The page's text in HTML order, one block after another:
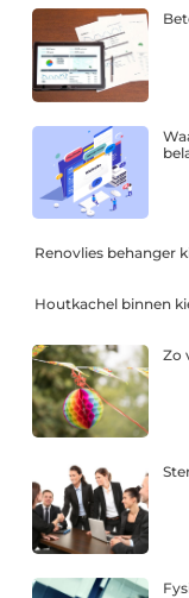
Renovlies behanger
Houtkachel binnen
Zo